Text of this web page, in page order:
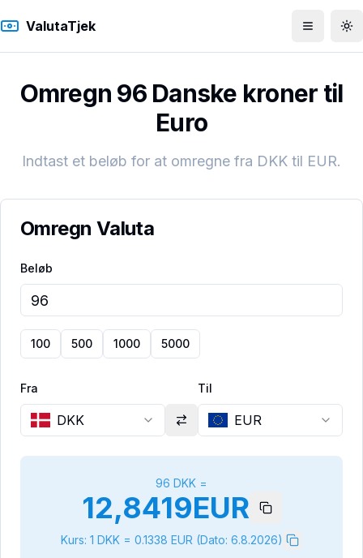
ValutaTjek Åbn menu
Omregn 96 Danske kroner til
Euro
Indtast et beløb for at omregne fra DKK til EUR.
Omregn Valuta
Beløb
100 500 1000 5000
Fra
DKK
Til
EUR
96 DKK =
12,8419EUR
Kurs: 1 DKK = 0.1338 EUR (Dato: 6.8.2026)